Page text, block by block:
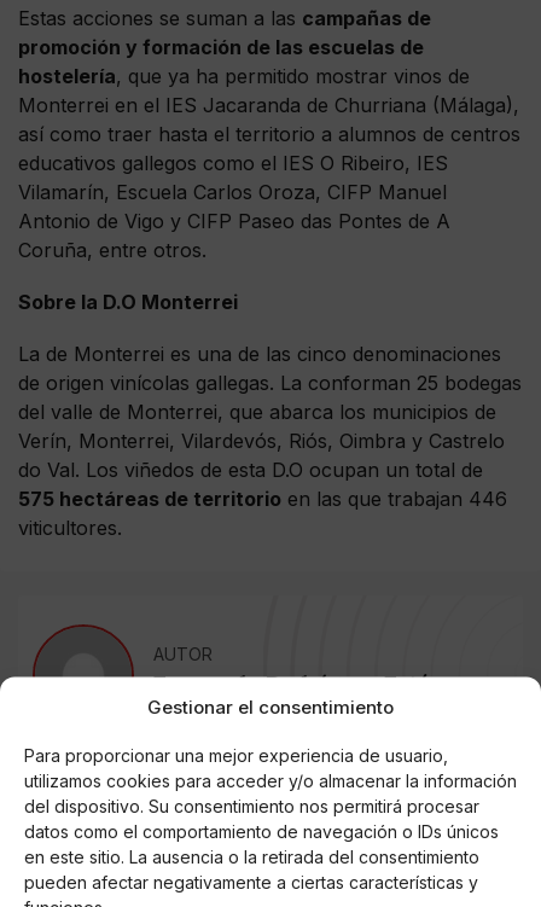
Gestionar el consentimiento
Para proporcionar una mejor experiencia de usuario,
utilizamos cookies para acceder y/o almacenar la información
del dispositivo. Su consentimiento nos permitirá procesar
datos como el comportamiento de navegación o IDs únicos
en este sitio. La ausencia o la retirada del consentimiento
pueden afectar negativamente a ciertas características y
Estas acciones se suman a las campañas de
promoción y formación de las escuelas de
hostelería, que ya ha permitido mostrar vinos de
Monterrei en el IES Jacaranda de Churriana (Málaga),
así como traer hasta el territorio a alumnos de centros
educativos gallegos como el IES O Ribeiro, IES
Vilamarín, Escuela Carlos Oroza, CIFP Manuel
Antonio de Vigo y CIFP Paseo das Pontes de A
Coruña, entre otros.
Sobre la D.O Monterrei
La de Monterrei es una de las cinco denominaciones
de origen vinícolas gallegas. La conforman 25 bodegas
del valle de Monterrei, que abarca los municipios de
Verín, Monterrei, Vilardevós, Riós, Oimbra y Castrelo
do Val. Los viñedos de esta D.O ocupan un total de
575 hectáreas de territorio en las que trabajan 446
viticultores.
AUTOR
Fernando Rodríguez Estévez
Noticias relacionadas
Online Casino
Mejores Cripto Casinos Online en
Colombia 2025: Bitcoin Casinos